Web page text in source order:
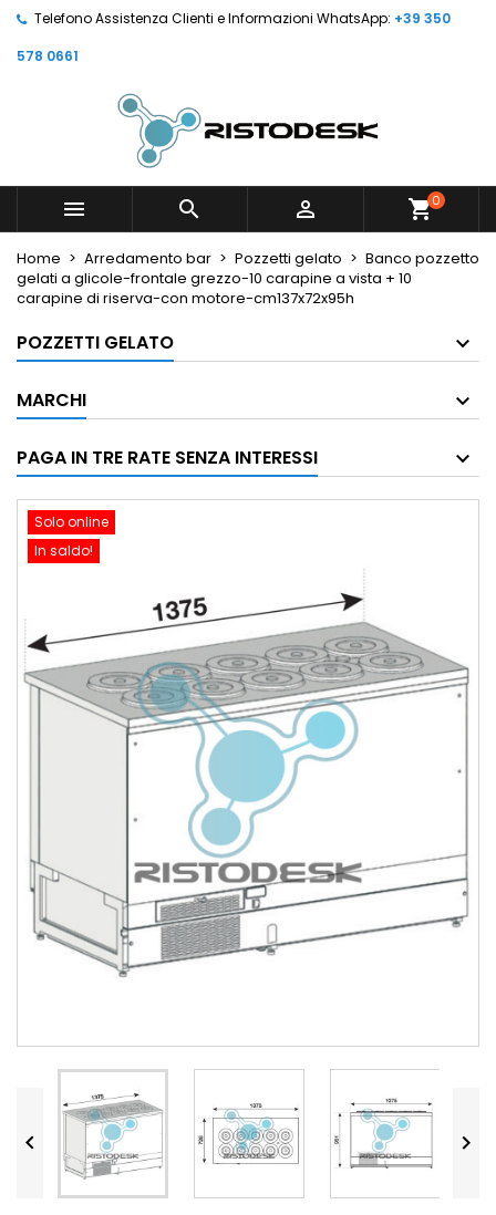
Telefono Assistenza Clienti e Informazioni WhatsApp: +39 350
578 0661
   shopping_cart0
Home Arredamento bar Pozzetti gelato
Banco pozzetto
gelati a glicole-frontale grezzo-10 carapine a vista + 10
carapine di riserva-con motore-cm137x72x95h
POZZETTI GELATO
MARCHI
PAGA IN TRE RATE SENZA INTERESSI
Solo online
In saldo!
 